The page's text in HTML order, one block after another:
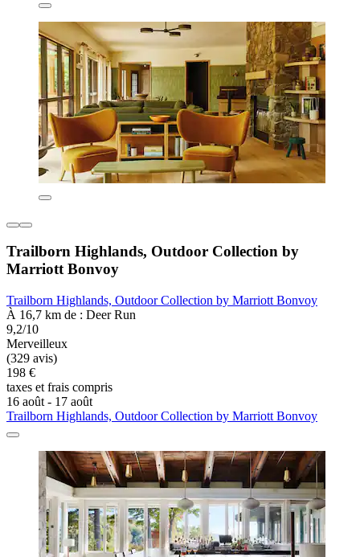
Trailborn Highlands, Outdoor Collection by
Marriott Bonvoy
Trailborn Highlands, Outdoor Collection by Marriott Bonvoy
À 16,7 km de : Deer Run
9,2/10
Merveilleux
(329 avis)
198 €
taxes et frais compris
16 août - 17 août
Trailborn Highlands, Outdoor Collection by Marriott Bonvoy